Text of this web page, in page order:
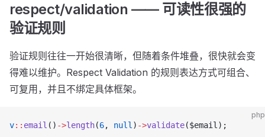
respect/validation —— 可读性很强的
验证规则
验证规则往往一开始很清晰，但随着条件堆叠，很快就会变
得难以维护。Respect Validation 的规则表达方式可组合、
可复用，并且不绑定具体框架。
php
v:: email () ->length(6, null ) ->validate($email);